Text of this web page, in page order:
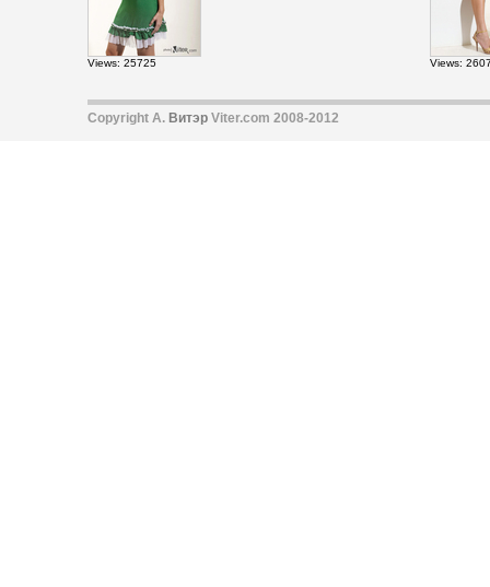
Views: 25725 Views:
Copyright А. Витэр Viter.com 2008-2012